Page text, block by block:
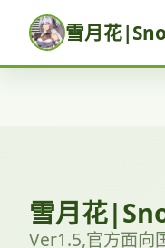
雪月花
雪月花
Ver1.5,官方面向